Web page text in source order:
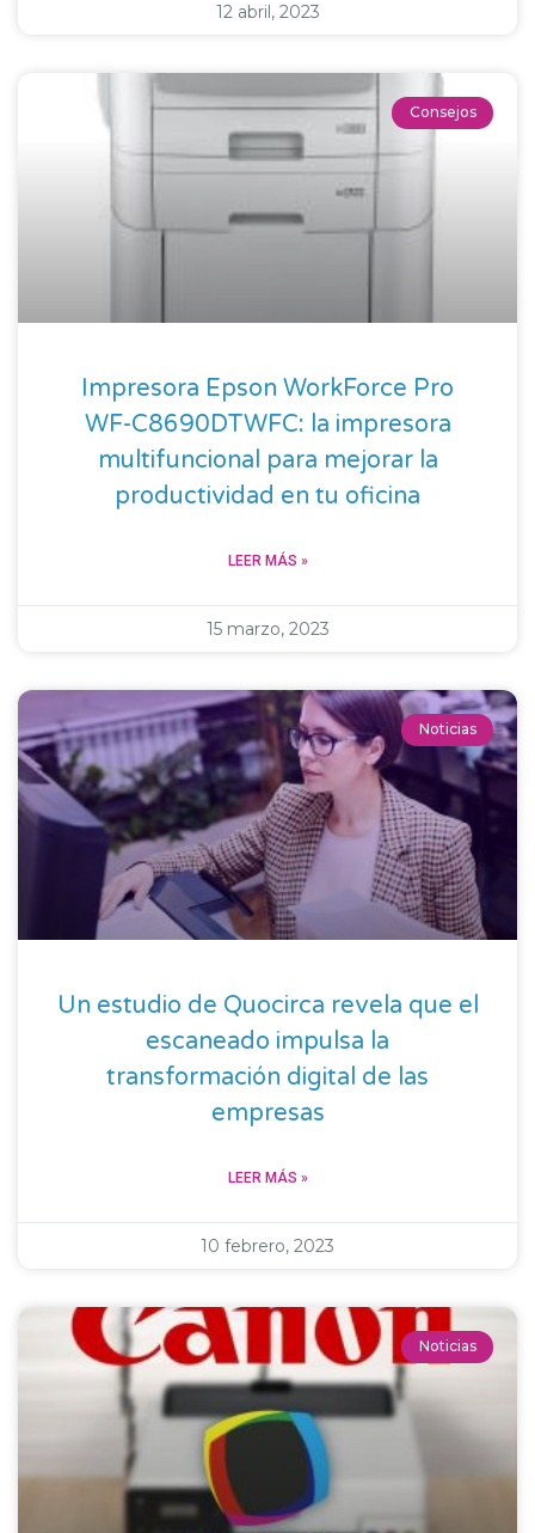
12 abril, 2023
Consejos
Impresora Epson WorkForce Pro
WF-C8690DTWFC: la impresora
multifuncional para mejorar la
productividad en tu oficina
LEER MÁS »
15 marzo, 2023
Noticias
Un estudio de Quocirca revela que el
escaneado impulsa la
transformación digital de las
empresas
LEER MÁS »
10 febrero, 2023
Noticias